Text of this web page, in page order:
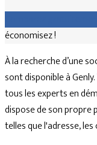
économisez !
À la recherche d’une
sont disponible à
tous les experts en
dispose de son
telles que l'adresse,